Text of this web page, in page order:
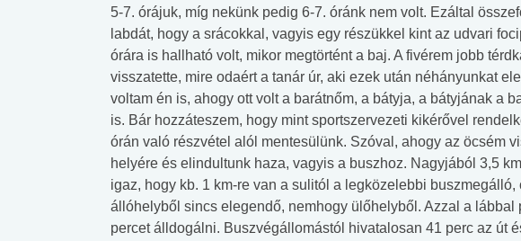
5-7. órájuk, míg nekünk pedig 6-7. óránk nem volt. Ezáltal
labdát, hogy a srácokkal, vagyis egy részükkel kint az udvari
órára is hallható volt, mikor megtörtént a baj. A fivérem jobb
visszatette, mire odaért a tanár úr, aki ezek után néhányunkat
voltam én is, ahogy ott volt a barátnőm, a bátyja, a bátyjának a
is. Bár hozzáteszem, hogy mint sportszervezeti kikérővel
órán való részvétel alól mentesülünk. Szóval, ahogy az öcsém
helyére és elindultunk haza, vagyis a buszhoz. Nagyjából 3,5
igaz, hogy kb. 1 km-re van a sulitól a legközelebbi
állóhelyből sincs elegendő, nemhogy ülőhelyből. Azzal a lábbal
percet álldogálni. Buszvégállomástól hivatalosan 41 perc az út